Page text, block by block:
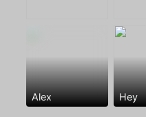
Alex Hey